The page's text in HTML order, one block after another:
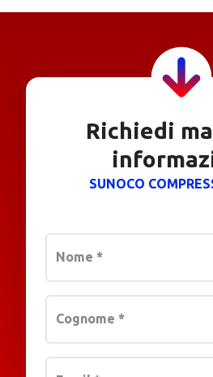
Richiedi
SUNOCO
Nome *
Cognome *